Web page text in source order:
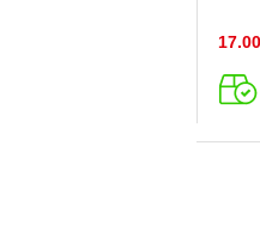
17.00